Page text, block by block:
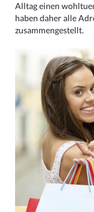
Alltag einen
haben daher alle
zusammengestellt.